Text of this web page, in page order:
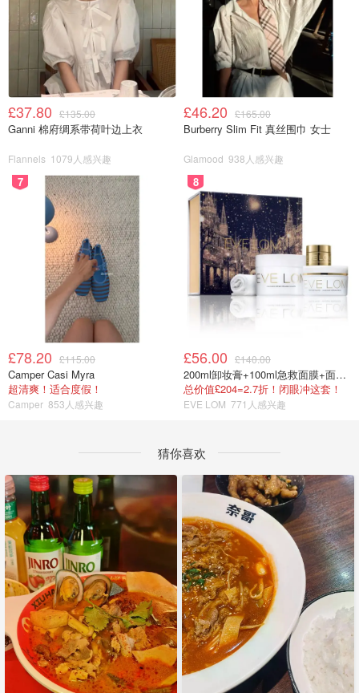
£37.80 £135.00
Ganni 棉府绸系带荷叶边上衣
Flannels 1079人感兴趣
£46.20 £165.00
Burberry Slim Fit 真丝围巾 女士
Glamood 938人感兴趣
7
£78.20 £115.00
Camper Casi Myra
超清爽！适合度假！
Camper 853人感兴趣
8
£56.00 £140.00
200ml卸妆膏+100ml急救面膜+面霜+洁颜布
总价值£204=2.7折！闭眼冲这套！
EVE LOM 771人感兴趣
猜你喜欢